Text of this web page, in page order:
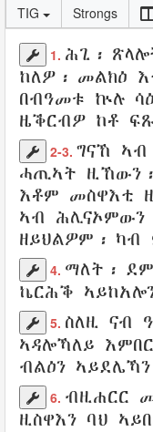
TIG Strongs
1. ሕጊ ፡
ከለዎ ፡ መልክዕ
በብዓመቱ ኵሉ
ዜቕርብዎ ከቶ
2-3. ግናኸ ኣብ
ሓጢኣት
እቶም መስዋእቲ
ኣብ ሕሊናኦምውን
ዘይህልዎም ፡ ካብ
4. ማለት፡ ደም
ኬርሕቕ
5. ስለዚ ናብ
ኣዳሎኻለይ
ብልዕን ኣይደሌኻን
6. ብዚሐርር
ዚስዋእን ባህ